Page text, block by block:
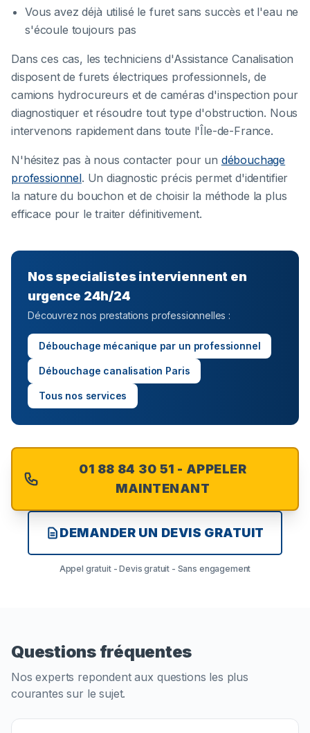
Vous avez déjà utilisé le furet sans succès et l'eau ne
s'écoule toujours pas
Dans ces cas, les techniciens d'Assistance Canalisation
disposent de furets électriques professionnels, de
camions hydrocureurs et de caméras d'inspection pour
diagnostiquer et résoudre tout type d'obstruction. Nous
intervenons rapidement dans toute l'Île-de-France.
N'hésitez pas à nous contacter pour un débouchage
professionnel. Un diagnostic précis permet d'identifier
la nature du bouchon et de choisir la méthode la plus
efficace pour le traiter définitivement.
Nos specialistes interviennent en
urgence 24h/24
Découvrez nos prestations professionnelles :
Débouchage mécanique par un professionnel
Débouchage canalisation Paris
Tous nos services
01 88 84 30 51 - APPELER
MAINTENANT
DEMANDER UN DEVIS GRATUIT
Appel gratuit - Devis gratuit - Sans engagement
Questions fréquentes
Nos experts repondent aux questions les plus
courantes sur le sujet.